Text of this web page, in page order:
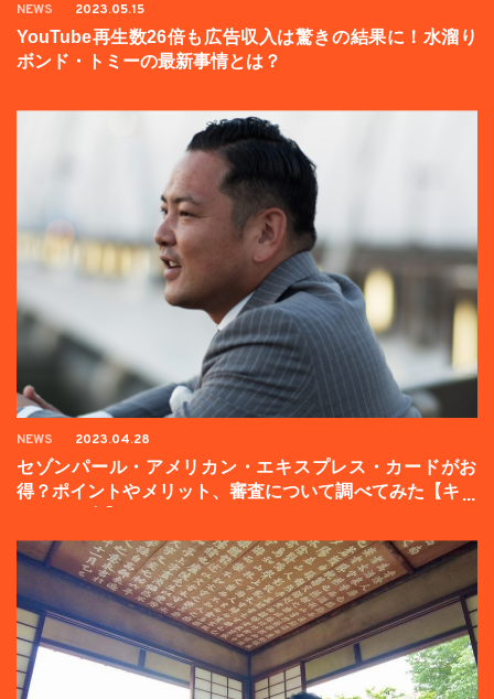
NEWS 2023.05.15
YouTube再生数26倍も広告収入は驚きの結果に！水溜り
ボンド・トミーの最新事情とは？
NEWS 2023.04.28
セゾンパール・アメリカン・エキスプレス・カードがお
得？ポイントやメリット、審査について調べてみた【キャ